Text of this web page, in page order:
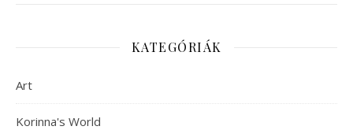
KATEGÓRIÁK
Art
Korinna's World